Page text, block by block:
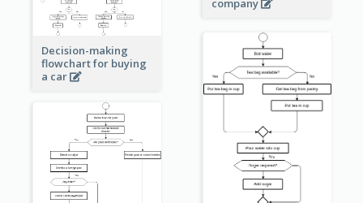
company
Decision-making
flowchart for buying
a car